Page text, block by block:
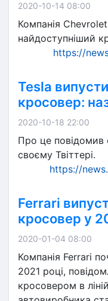
2020-10-14 08:00
Компанія
найдоступніший
https://
Tesla
кросовер:
2020-10-18 22:00
Про це повідомив
своєму Твіттері.
https://
Ferrari
кросовер у
2020-01-04 08:00
Компанія Ferrari
2021 році,
кросовером в